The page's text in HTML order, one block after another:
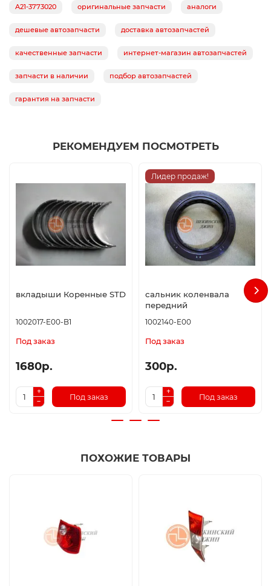
A21-3773020 оригинальные запчасти аналоги
дешевые автозапчасти доставка автозапчастей
качественные запчасти интернет-магазин автозапчастей
запчасти в наличии подбор автозапчастей
гарантия на запчасти
РЕКОМЕНДУЕМ ПОСМОТРЕТЬ
вкладыши Коренные STD
1002017-E00-B1
Под заказ
1680р.
Под заказ
Лидер продаж!
сальник коленвала
передний
1002140-E00
Под заказ
300р.
Под заказ
ПОХОЖИЕ ТОВАРЫ